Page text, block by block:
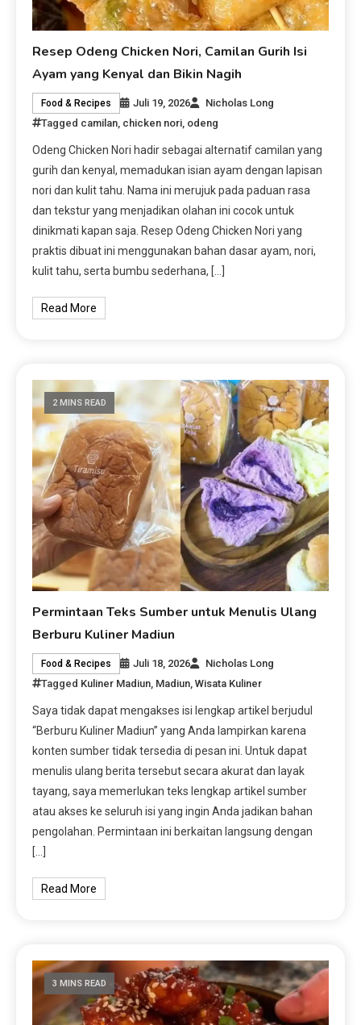
Resep Odeng Chicken Nori, Camilan Gurih Isi
Ayam yang Kenyal dan Bikin Nagih
Food & Recipes Juli 19, 2026
Nicholas Long
Tagged camilan chicken nori odeng
Odeng Chicken Nori hadir sebagai alternatif camilan yang
gurih dan kenyal, memadukan isian ayam dengan lapisan
nori dan kulit tahu. Nama ini merujuk pada paduan rasa
dan tekstur yang menjadikan olahan ini cocok untuk
dinikmati kapan saja. Resep Odeng Chicken Nori yang
praktis dibuat ini menggunakan bahan dasar ayam, nori,
kulit tahu, serta bumbu sederhana, […]
Read More
2 MINS READ
Permintaan Teks Sumber untuk Menulis Ulang
Berburu Kuliner Madiun
Food & Recipes Juli 18, 2026
Nicholas Long
Tagged Kuliner Madiun Madiun ,Wisata Kuliner
Saya tidak dapat mengakses isi lengkap artikel berjudul
“Berburu Kuliner Madiun” yang Anda lampirkan karena
konten sumber tidak tersedia di pesan ini. Untuk dapat
menulis ulang berita tersebut secara akurat dan layak
tayang, saya memerlukan teks lengkap artikel sumber
atau akses ke seluruh isi yang ingin Anda jadikan bahan
pengolahan. Permintaan ini berkaitan langsung dengan
[…]
Read More
3 MINS READ